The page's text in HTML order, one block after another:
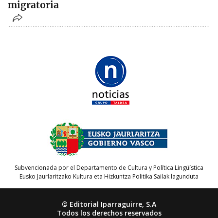
migratoria
Subvencionada por el Departamento de Cultura y Política Lingüística
Eusko Jaurlaritzako Kultura eta Hizkuntza Politika Sailak lagunduta
© Editorial Iparraguirre, S.A
Todos los derechos reservados